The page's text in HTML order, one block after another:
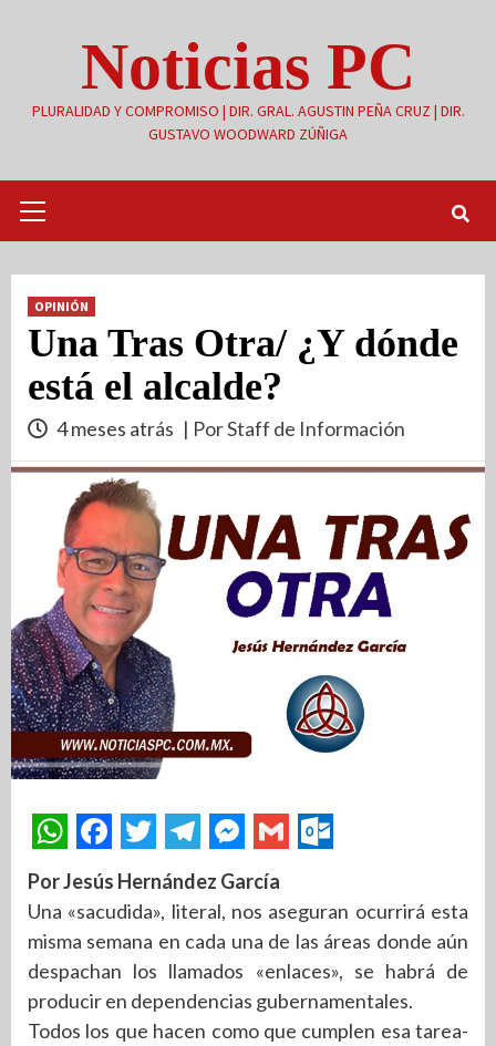
Noticias PC
PLURALIDAD Y COMPROMISO | DIR. GRAL. AGUSTIN PEÑA CRUZ | DIR.
GUSTAVO WOODWARD ZÚÑIGA
primario
OPINIÓN
Una Tras Otra/ ¿Y dónde
está el alcalde?
4 meses atrás | Por Staff de Información
Por Jesús Hernández García
Una «sacudida», literal, nos aseguran ocurrirá esta
misma semana en cada una de las áreas donde aún
despachan los llamados «enlaces», se habrá de
producir en dependencias gubernamentales.
Todos los que hacen como que cumplen esa tarea-